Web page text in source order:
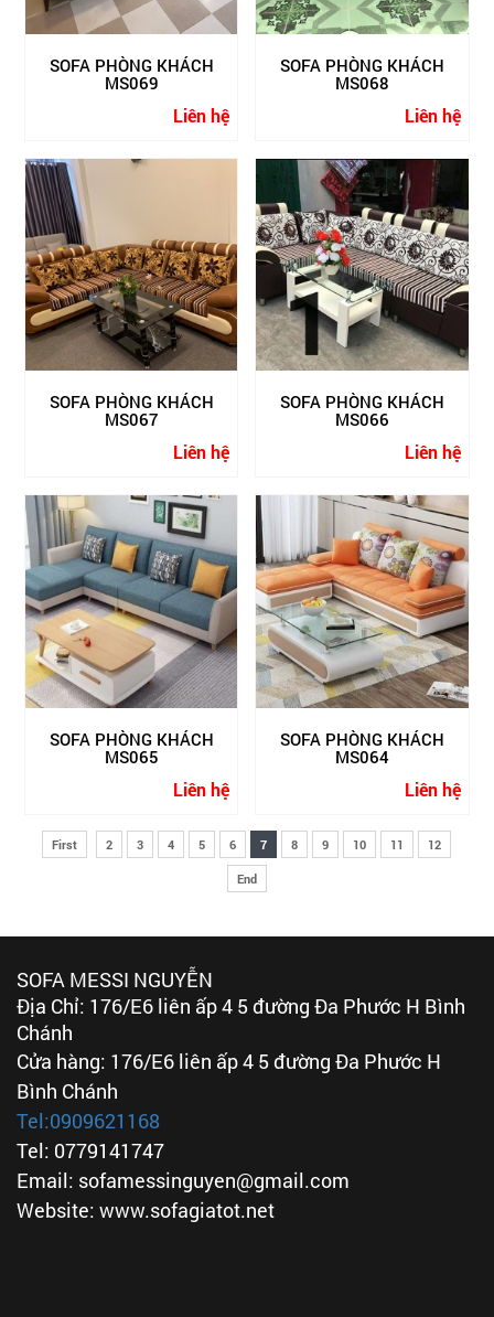
SOFA PHÒNG KHÁCH
MS069
Liên hệ
SOFA PHÒNG KHÁCH
MS068
Liên hệ
SOFA PHÒNG KHÁCH
MS067
Liên hệ
SOFA PHÒNG KHÁCH
MS066
Liên hệ
SOFA PHÒNG KHÁCH
MS065
Liên hệ
SOFA PHÒNG KHÁCH
MS064
Liên hệ
First 2 3 4 5 6 7 8 9 10 11 12
End
SOFA MESSI NGUYỄN
Địa Chỉ: 176/E6 liên ấp 4 5 đường Đa Phước H Bình
Chánh
Cửa hàng: 176/E6 liên ấp 4 5 đường Đa Phước H
Bình Chánh
Tel:0909621168
Tel: 0779141747
Email: sofamessinguyen@gmail.com
Website: www.sofagiatot.net